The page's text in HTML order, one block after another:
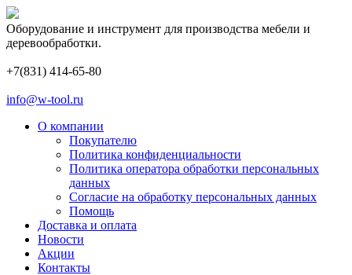
Оборудование и инструмент для производства мебели и
деревообработки.
+7(831) 414-65-80
info@w-tool.ru
О компании
Покупателю
Политика конфиденциальности
Политика оператора обработки персональных
данных
Согласие на обработку персональных данных
Помощь
Доставка и оплата
Новости
Акции
Контакты